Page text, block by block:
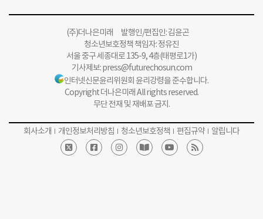
(주)더나은미래 발행인/편집인: 김윤곤
청소년보호정책 책임자: 정유진
서울 중구 세종대로 135-9, 4층(태평로1가)
기사제보:press@futurechosun.com
인터넷신문윤리위원회 윤리강령을 준수합니다.
Copyright 더나은미래 All rights reserved.
무단 전재 및 재배포 금지.
회사소개 개인정보처리방침 청소년보호정책 편집규약 알립니다